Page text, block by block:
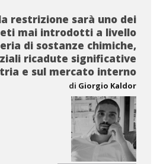
restrizione sarà uno dei
mai introdotti a livello
di sostanze chimiche,
ricadute significative
e sul mercato interno
di Giorgio Kaldor